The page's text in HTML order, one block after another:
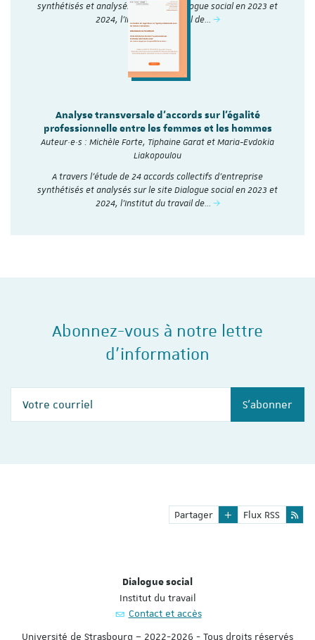
synthétisés et analysés sur le site Dialogue social en 2023 et
2024, l'Institut du travail de…
Analyse transversale d'accords sur l'égalité
professionnelle entre les femmes et les hommes
Auteur·e·s : Michèle Forte, Tiphaine Garat et Maria-Evdokia
Liakopoulou
A travers l’étude de 24 accords collectifs d’entreprise
synthétisés et analysés sur le site Dialogue social en 2023 et
2024, l'Institut du travail de…
Abonnez-vous à notre lettre
d'information
S'abonner
Partager Flux RSS
Dialogue social
Institut du travail
Contact et accès
Université de Strasbourg – 2022-2026 - Tous droits réservés